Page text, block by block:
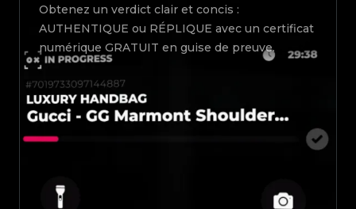
Obtenez un verdict clair et concis :
AUTHENTIQUE ou RÉPLIQUE avec un certificat
numérique GRATUIT en guise de preuve.